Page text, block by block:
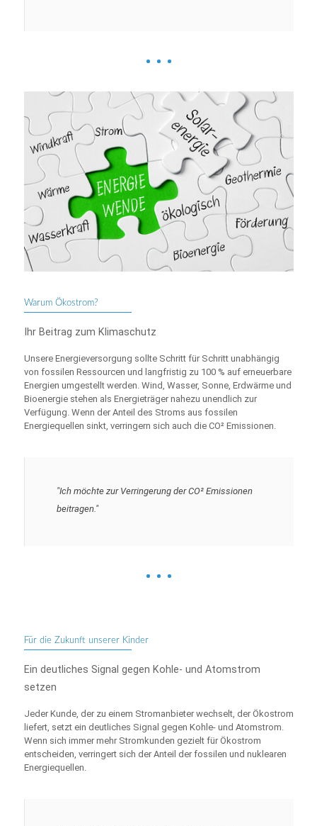
Warum Ökostrom?
Ihr Beitrag zum Klimaschutz
Unsere Energieversorgung sollte Schritt für Schritt unabhängig
von fossilen Ressourcen und langfristig zu 100 % auf erneuerbare
Energien umgestellt werden. Wind, Wasser, Sonne, Erdwärme und
Bioenergie stehen als Energieträger nahezu unendlich zur
Verfügung. Wenn der Anteil des Stroms aus fossilen
Energiequellen sinkt, verringern sich auch die CO² Emissionen.
"Ich möchte zur Verringerung der CO² Emissionen
beitragen."
Für die Zukunft unserer Kinder
Ein deutliches Signal gegen Kohle- und Atomstrom
setzen
Jeder Kunde, der zu einem Stromanbieter wechselt, der Ökostrom
liefert, setzt ein deutliches Signal gegen Kohle- und Atomstrom.
Wenn sich immer mehr Stromkunden gezielt für Ökostrom
entscheiden, verringert sich der Anteil der fossilen und nuklearen
Energiequellen.